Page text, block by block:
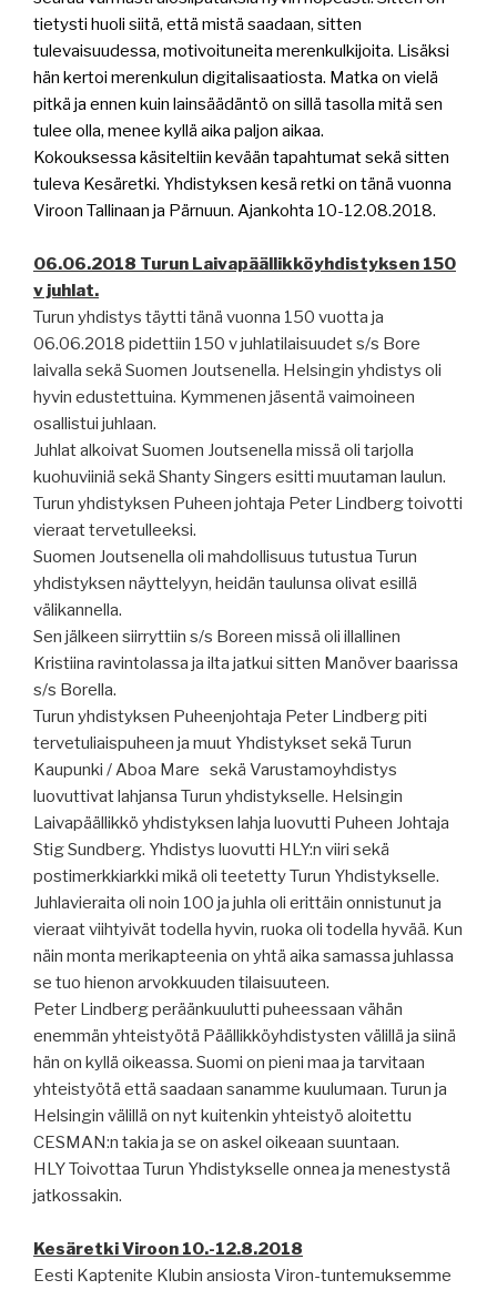
tietysti huoli siitä, että mistä saadaan, sitten
tulevaisuudessa, motivoituneita merenkulkijoita. Lisäksi
hän kertoi merenkulun digitalisaatiosta. Matka on vielä
pitkä ja ennen kuin lainsäädäntö on sillä tasolla mitä sen
tulee olla, menee kyllä aika paljon aikaa.
Kokouksessa käsiteltiin kevään tapahtumat sekä sitten
tuleva Kesäretki. Yhdistyksen kesä retki on tänä vuonna
Viroon Tallinaan ja Pärnuun. Ajankohta 10-12.08.2018.
06.06.2018 Turun Laivapäällikköyhdistyksen 150
v juhlat.
Turun yhdistys täytti tänä vuonna 150 vuotta ja
06.06.2018 pidettiin 150 v juhlatilaisuudet s/s Bore
laivalla sekä Suomen Joutsenella. Helsingin yhdistys oli
hyvin edustettuina. Kymmenen jäsentä vaimoineen
osallistui juhlaan.
Juhlat alkoivat Suomen Joutsenella missä oli tarjolla
kuohuviiniä sekä Shanty Singers esitti muutaman laulun.
Turun yhdistyksen Puheen johtaja Peter Lindberg toivotti
vieraat tervetulleeksi.
Suomen Joutsenella oli mahdollisuus tutustua Turun
yhdistyksen näyttelyyn, heidän taulunsa olivat esillä
välikannella.
Sen jälkeen siirryttiin s/s Boreen missä oli illallinen
Kristiina ravintolassa ja ilta jatkui sitten Manöver baarissa
s/s Borella.
Turun yhdistyksen Puheenjohtaja Peter Lindberg piti
tervetuliaispuheen ja muut Yhdistykset sekä Turun
Kaupunki / Aboa Mare sekä Varustamoyhdistys
luovuttivat lahjansa Turun yhdistykselle. Helsingin
Laivapäällikkö yhdistyksen lahja luovutti Puheen Johtaja
Stig Sundberg. Yhdistys luovutti HLY:n viiri sekä
postimerkkiarkki mikä oli teetetty Turun Yhdistykselle.
Juhlavieraita oli noin 100 ja juhla oli erittäin onnistunut ja
vieraat viihtyivät todella hyvin, ruoka oli todella hyvää. Kun
näin monta merikapteenia on yhtä aika samassa juhlassa
se tuo hienon arvokkuuden tilaisuuteen.
Peter Lindberg peräänkuulutti puheessaan vähän
enemmän yhteistyötä Päällikköyhdistysten välillä ja siinä
hän on kyllä oikeassa. Suomi on pieni maa ja tarvitaan
yhteistyötä että saadaan sanamme kuulumaan. Turun ja
Helsingin välillä on nyt kuitenkin yhteistyö aloitettu
CESMAN:n takia ja se on askel oikeaan suuntaan.
HLY Toivottaa Turun Yhdistykselle onnea ja menestystä
jatkossakin.
Kesäretki Viroon 10.-12.8.2018
Eesti Kaptenite Klubin ansiosta Viron-tuntemuksemme